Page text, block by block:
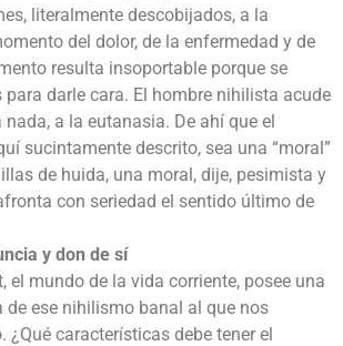
literalmente descobijados, a la
del dolor, de la enfermedad y de
resulta insoportable porque se
para darle cara. El hombre nihilista acude
a la eutanasia. De ahí que el
sucintamente descrito, sea una “moral”
de huida, una moral, dije, pesimista y
con seriedad el sentido último de
y don de sí
el mundo de la vida corriente, posee una
ese nihilismo banal al que nos
¿Qué características debe tener el